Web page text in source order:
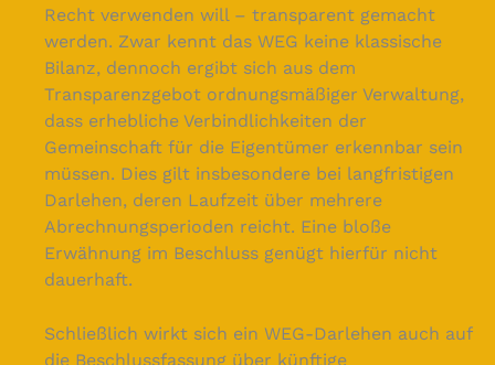
Recht verwenden will – transparent gemacht
werden. Zwar kennt das WEG keine klassische
Bilanz, dennoch ergibt sich aus dem
Transparenzgebot ordnungsmäßiger Verwaltung,
dass erhebliche Verbindlichkeiten der
Gemeinschaft für die Eigentümer erkennbar sein
müssen. Dies gilt insbesondere bei langfristigen
Darlehen, deren Laufzeit über mehrere
Abrechnungsperioden reicht. Eine bloße
Erwähnung im Beschluss genügt hierfür nicht
dauerhaft.
Schließlich wirkt sich ein WEG-Darlehen auch auf
die Beschlussfassung über künftige